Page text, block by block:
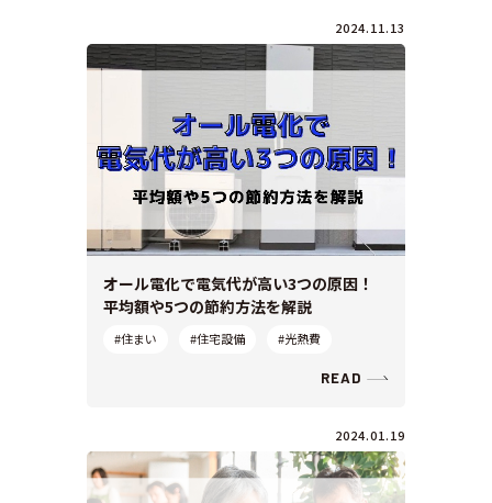
2024.11.13
オール電化で電気代が高い3つの原因！
平均額や5つの節約方法を解説
#住まい #住宅設備 #光熱費
READ
2024.01.19